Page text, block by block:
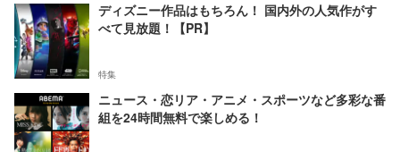
ディズニー作品はもちろん！ 国内外の人気作がす
べて見放題！【PR】
特集
ニュース・恋リア・アニメ・スポーツなど多彩な番
組を24時間無料で楽しめる！